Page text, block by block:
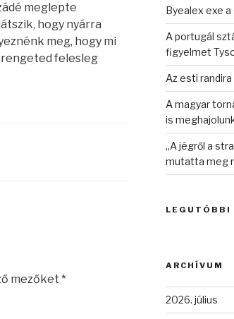
meglepte
hogy nyárra
meg, hogy mi
felesleg
mezőket *
Byealex exe
A portugál
figyelmet
Az esti
A magyar
is
„A jégről a
mutatta meg
LEGUTÓBBI
ARCHÍVUM
2026. július